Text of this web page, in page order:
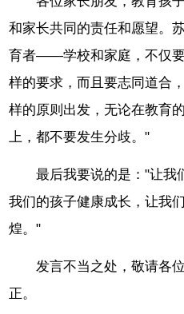
和家长共同的责任和愿望。
育者——学校和家庭，不仅
样的要求，而且要志同道合
样的原则出发，无论在教育
上，都不要发生分歧。"
最后我要说的是："让我
我们的孩子健康成长，让我
煌。"
发言不当之处，敬请各
正。